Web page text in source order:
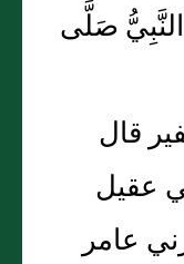
صَلَّى
قال
عقيل
عامر